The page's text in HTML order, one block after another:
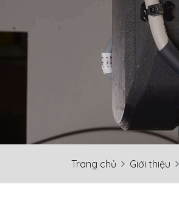
Trang chủ Giới thiệu